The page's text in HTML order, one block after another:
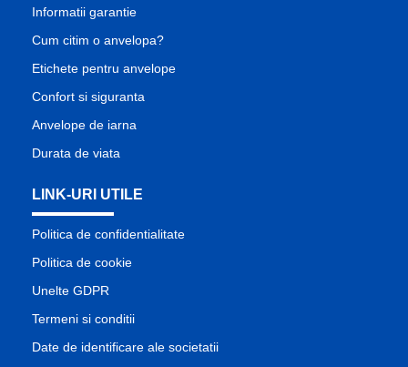
Informatii garantie
Cum citim o anvelopa?
Etichete pentru anvelope
Confort si siguranta
Anvelope de iarna
Durata de viata
LINK-URI UTILE
Politica de confidentialitate
Politica de cookie
Unelte GDPR
Termeni si conditii
Date de identificare ale societatii